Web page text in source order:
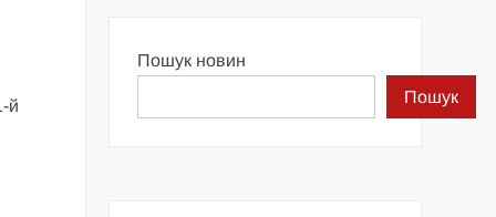
й
Пошук новин
Пошук